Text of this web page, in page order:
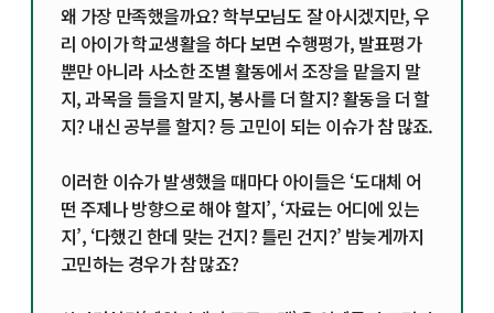
왜 가장 만족했을까요? 학부모님도 잘 아시겠지만, 우
리 아이가 학교생활을 하다 보면 수행평가, 발표평가
뿐만 아니라 사소한 조별 활동에서 조장을 맡을지 말
지, 과목을 들을지 말지, 봉사를 더 할지? 활동을 더 할
지? 내신 공부를 할지? 등 고민이 되는 이슈가 참 많죠.
이러한 이슈가 발생했을 때마다 아이들은 ‘도대체 어
떤 주제나 방향으로 해야 할지’, ‘자료는 어디에 있는
지’, ‘다했긴 한데 맞는 건지? 틀린 건지?’ 밤늦게까지
고민하는 경우가 참 많죠?